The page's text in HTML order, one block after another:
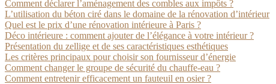
Comment déclarer l’aménagement des combles aux impôts ?
L’utilisation du béton ciré dans le domaine de la rénovation d’intérieur
Quel est le prix d’une rénovation intérieure à Paris ?
Déco intérieure : comment ajouter de l’élégance à votre intérieur ?
Présentation du zellige et de ses caractéristiques esthétiques
Les critères principaux pour choisir son fournisseur d’énergie
Comment changer le groupe de sécurité du chauffe-eau ?
Comment entretenir efficacement un fauteuil en osier ?